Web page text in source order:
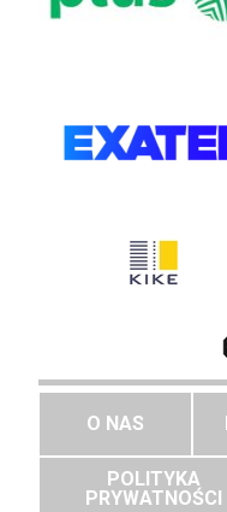
O NAS
POLITYKA
PRYWATNOŚCI